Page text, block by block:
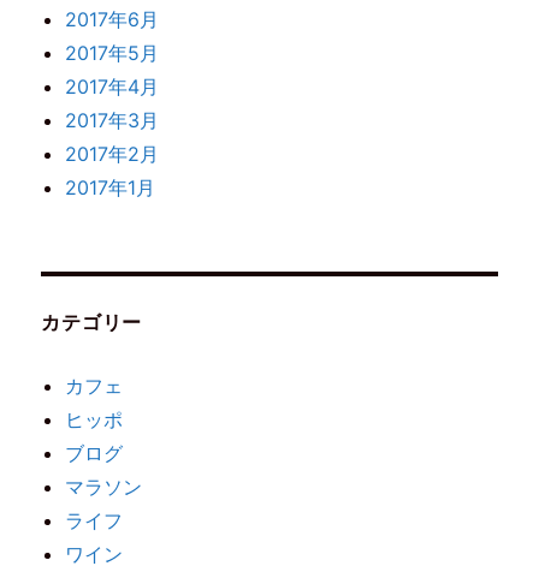
2017年6月
2017年5月
2017年4月
2017年3月
2017年2月
2017年1月
カテゴリー
カフェ
ヒッポ
ブログ
マラソン
ライフ
ワイン